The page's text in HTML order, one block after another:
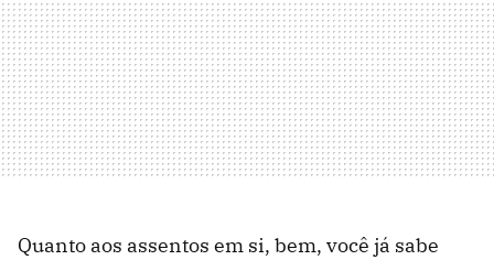
Quanto aos assentos em si, bem, você já sabe